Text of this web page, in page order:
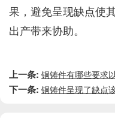
果，避免呈现缺点使
出产带来协助。
上一条: 铜铸件有哪些要求
下一条: 铜铸件呈现了缺点